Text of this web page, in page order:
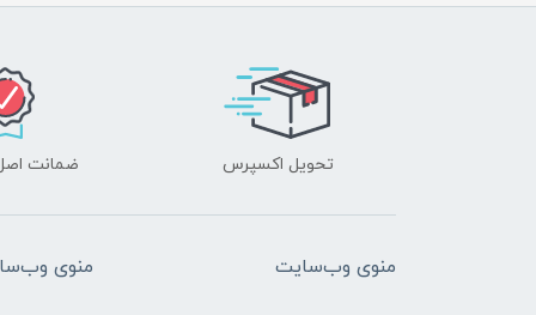
تحویل اکسپرس ضمانت
منوی وب‌سایت منوی